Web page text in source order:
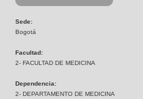
Sede:
Bogotá
Facultad:
2- FACULTAD DE MEDICINA
Dependencia:
2- DEPARTAMENTO DE MEDICINA